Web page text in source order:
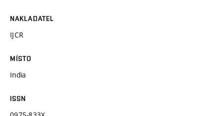
NAKLADATEL
IJCR
MÍSTO
India
ISSN